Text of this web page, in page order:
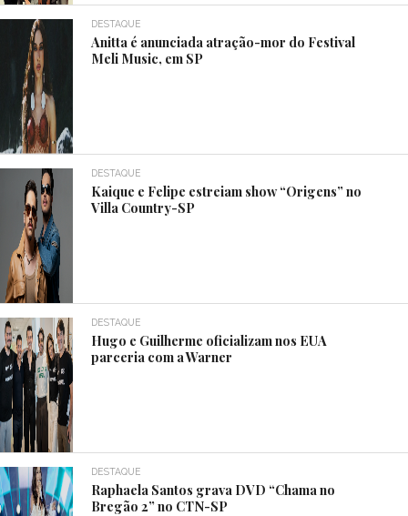
DESTAQUE
Anitta é anunciada atração-mor do Festival
Meli Music, em SP
DESTAQUE
Kaique e Felipe estreiam show “Origens” no
Villa Country-SP
DESTAQUE
Hugo e Guilherme oficializam nos EUA
parceria com a Warner
DESTAQUE
Raphaela Santos grava DVD “Chama no
Bregão 2” no CTN-SP